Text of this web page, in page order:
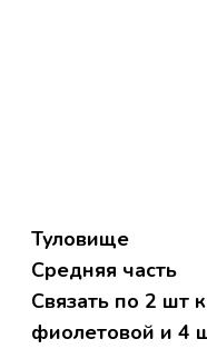
Туловище
Средняя часть
Связать по 2 шт
фиолетовой и 4